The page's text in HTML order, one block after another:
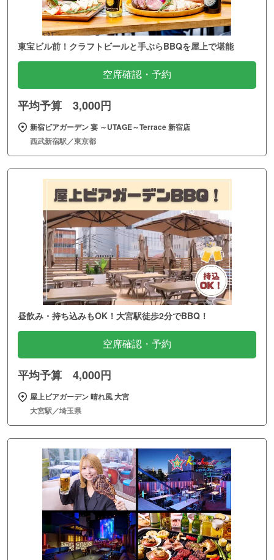
東宝ビル前！クラフトビールと手ぶらBBQを屋上で堪能
空席確認・予約
平均予算 3,000円
新宿ビアガーデン 宴 ～UTAGE～Terrace 新宿店
西武新宿駅／東京都
昼飲み・持ち込みもOK！大宮駅徒歩2分でBBQ！
空席確認・予約
平均予算 4,000円
屋上ビアガーデン 晴れ風 大宮
大宮駅／埼玉県